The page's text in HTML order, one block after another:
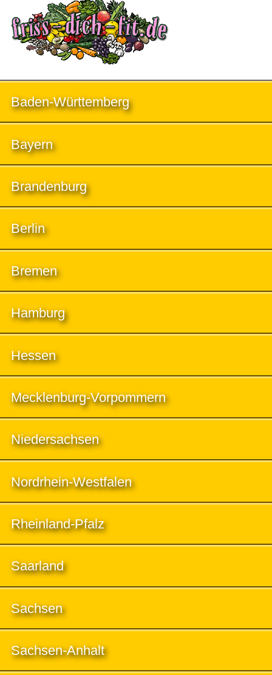
Baden-Württemberg
Bayern
Brandenburg
Berlin
Bremen
Hamburg
Hessen
Mecklenburg-Vorpommern
Niedersachsen
Nordrhein-Westfalen
Rheinland-Pfalz
Saarland
Sachsen
Sachsen-Anhalt